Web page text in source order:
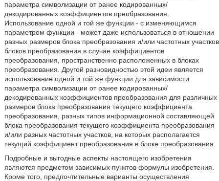
параметра символизации от ранее кодированных/
декодированных коэффициентов преобразования.
Использование одной и той же функции - с изменяющимся
параметром функции - может даже использоваться в отношении
разных размеров блока преобразования и/или частотных участков
блоков преобразования в случае коэффициентов
преобразования, пространственно расположенных в блоках
преобразования. Другой разновидностью этой идеи является
использование одной и той же функции для зависимости
параметра символизации от ранее кодированных/
декодированных коэффициентов преобразования для различных
размеров блока преобразования текущего коэффициента
преобразования, разных типов информационной составляющей
блока преобразования текущего коэффициента преобразования
и/или разных частотных участков, на которых располагается
текущий коэффициент преобразования в блоке преобразования.
Подробные и выгодные аспекты настоящего изобретения
являются предметом зависимых пунктов формулы изобретения.
Кроме того, предпочтительные варианты осуществления